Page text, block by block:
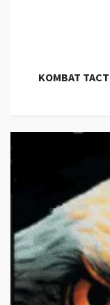
KOMBAT